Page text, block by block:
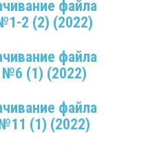
2 (2) (2022)
(1) (2022)
(1) (2022)